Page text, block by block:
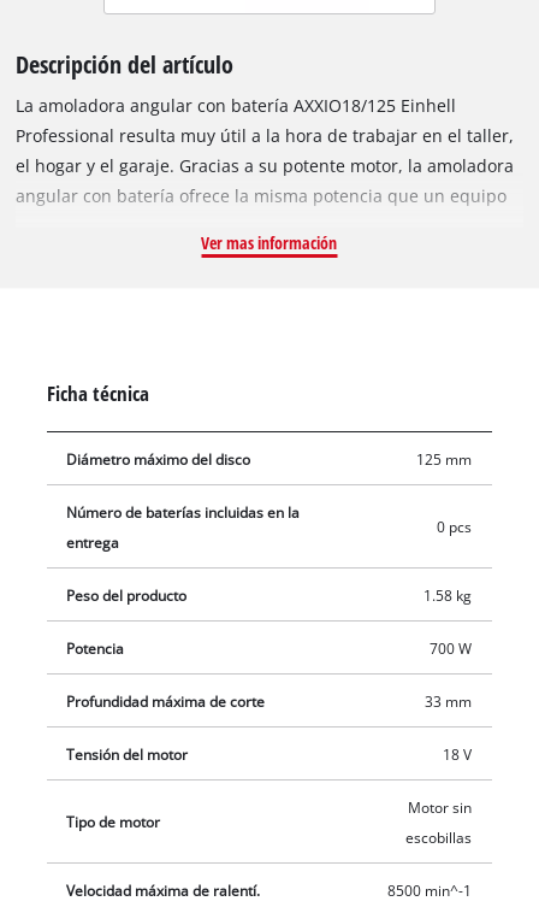
Descripción del artículo
La amoladora angular con batería AXXIO18/125 Einhell
Professional resulta muy útil a la hora de trabajar en el taller,
el hogar y el garaje. Gracias a su potente motor, la amoladora
angular con batería ofrece la misma potencia que un equipo
por el motor Einhell PurePOWER Brushless. Este motor sin
familia Power X-Change, por lo que la batería se puede utilizar
en todos los equipos autónomos de la serie. La batería 2,5 Ah
y las baterías más potentes de la serie ofrecen unos
rearranque para una mayor seguridad del usuario. Dos
rejillas de protección al polvo integradas protegen el interior
de la amoladora angular de suciedad y aumentan la vida útil
en combinación la conducción de aire inteligente. Las rejillas
se pueden quitar para facilitar la limpieza. Se puede trabajar
de forma agradable gracias a la forma constructiva esbelta
con agarre antideslizante ergonómico y empuñadura
provisto de ajuste rápido, permite un trabajo flexible.
También se incluye una protección de corte. La empuñadura
auxiliar se puede montar con flexibilidad en dos posiciones.
La amoladora angular con batería está equipada con
Ver mas información
Ficha técnica
Diámetro máximo del disco 125 mm
Número de baterías incluidas en la
entrega
0 pcs
Peso del producto 1.58 kg
Potencia 700 W
Profundidad máxima de corte 33 mm
Tensión del motor 18 V
Tipo de motor
Motor sin
escobillas
Velocidad máxima de ralentí. 8500 min^-1